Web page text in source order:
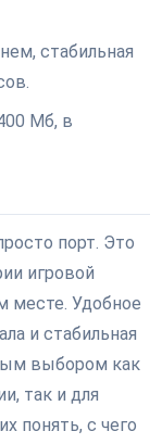
стабильная
Мб, в
порт. Это
игровой
месте. Удобное
и стабильная
выбором как
так и для
понять, с чего